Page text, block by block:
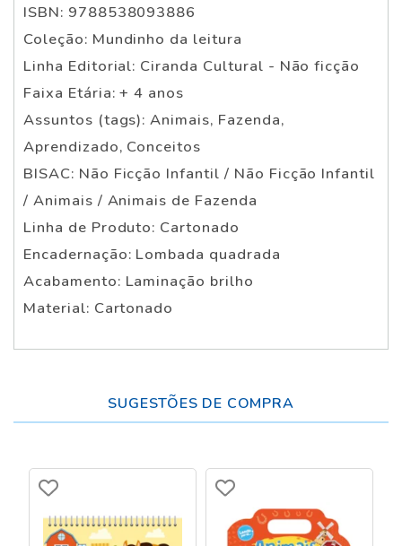
ISBN: 9788538093886
Coleção: Mundinho da leitura
Linha Editorial: Ciranda Cultural - Não ficção
Faixa Etária: + 4 anos
Assuntos (tags): Animais, Fazenda,
Aprendizado, Conceitos
BISAC: Não Ficção Infantil / Não Ficção Infantil
/ Animais / Animais de Fazenda
Linha de Produto: Cartonado
Encadernação: Lombada quadrada
Acabamento: Laminação brilho
Material: Cartonado
SUGESTÕES DE COMPRA